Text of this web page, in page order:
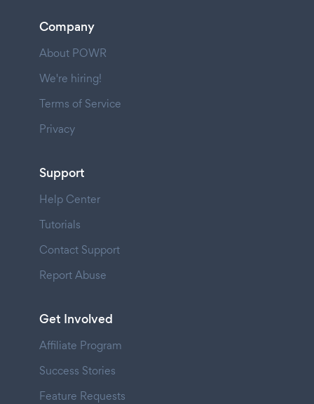
Company
About POWR
We're hiring!
Terms of Service
Privacy
Support
Help Center
Tutorials
Contact Support
Report Abuse
Get Involved
Affiliate Program
Success Stories
Feature Requests